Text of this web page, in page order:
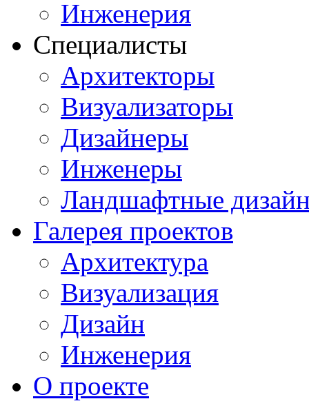
Инженерия
Специалисты
Архитекторы
Визуализаторы
Дизайнеры
Инженеры
Ландшафтные
Галерея проектов
Архитектура
Визуализация
Дизайн
Инженерия
О проекте